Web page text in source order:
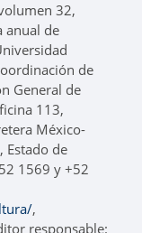
32,
anual de
de
General de
113,
México-
Estado de
1569 y +52
,
responsable: